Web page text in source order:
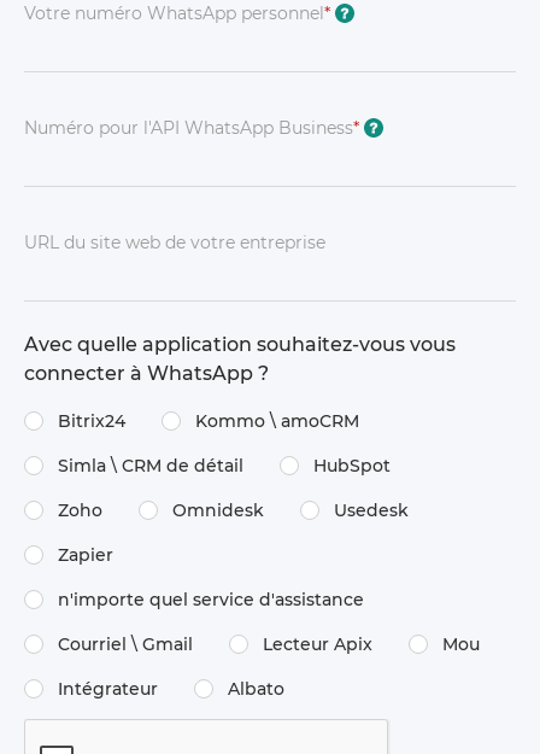
Votre numéro WhatsApp personnel* ?
Numéro pour l'API WhatsApp Business* ?
URL du site web de votre entreprise
Avec quelle application souhaitez-vous vous
connecter à WhatsApp ?
Bitrix24 Kommo \​ amoCRM
Simla \​ CRM de détail HubSpot
Zoho Omnidesk Usedesk
Zapier
n'importe quel service d'assistance
Courriel \ Gmail Lecteur Apix Mou
Intégrateur Albato